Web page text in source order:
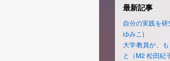
最新記事
自分の実践を
ゆみこ)
大学教員が、
と（M2 松田紀